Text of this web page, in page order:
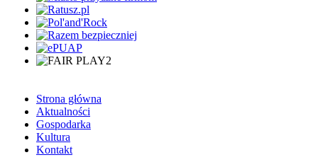
Strona główna
Aktualności
Gospodarka
Kultura
Kontakt